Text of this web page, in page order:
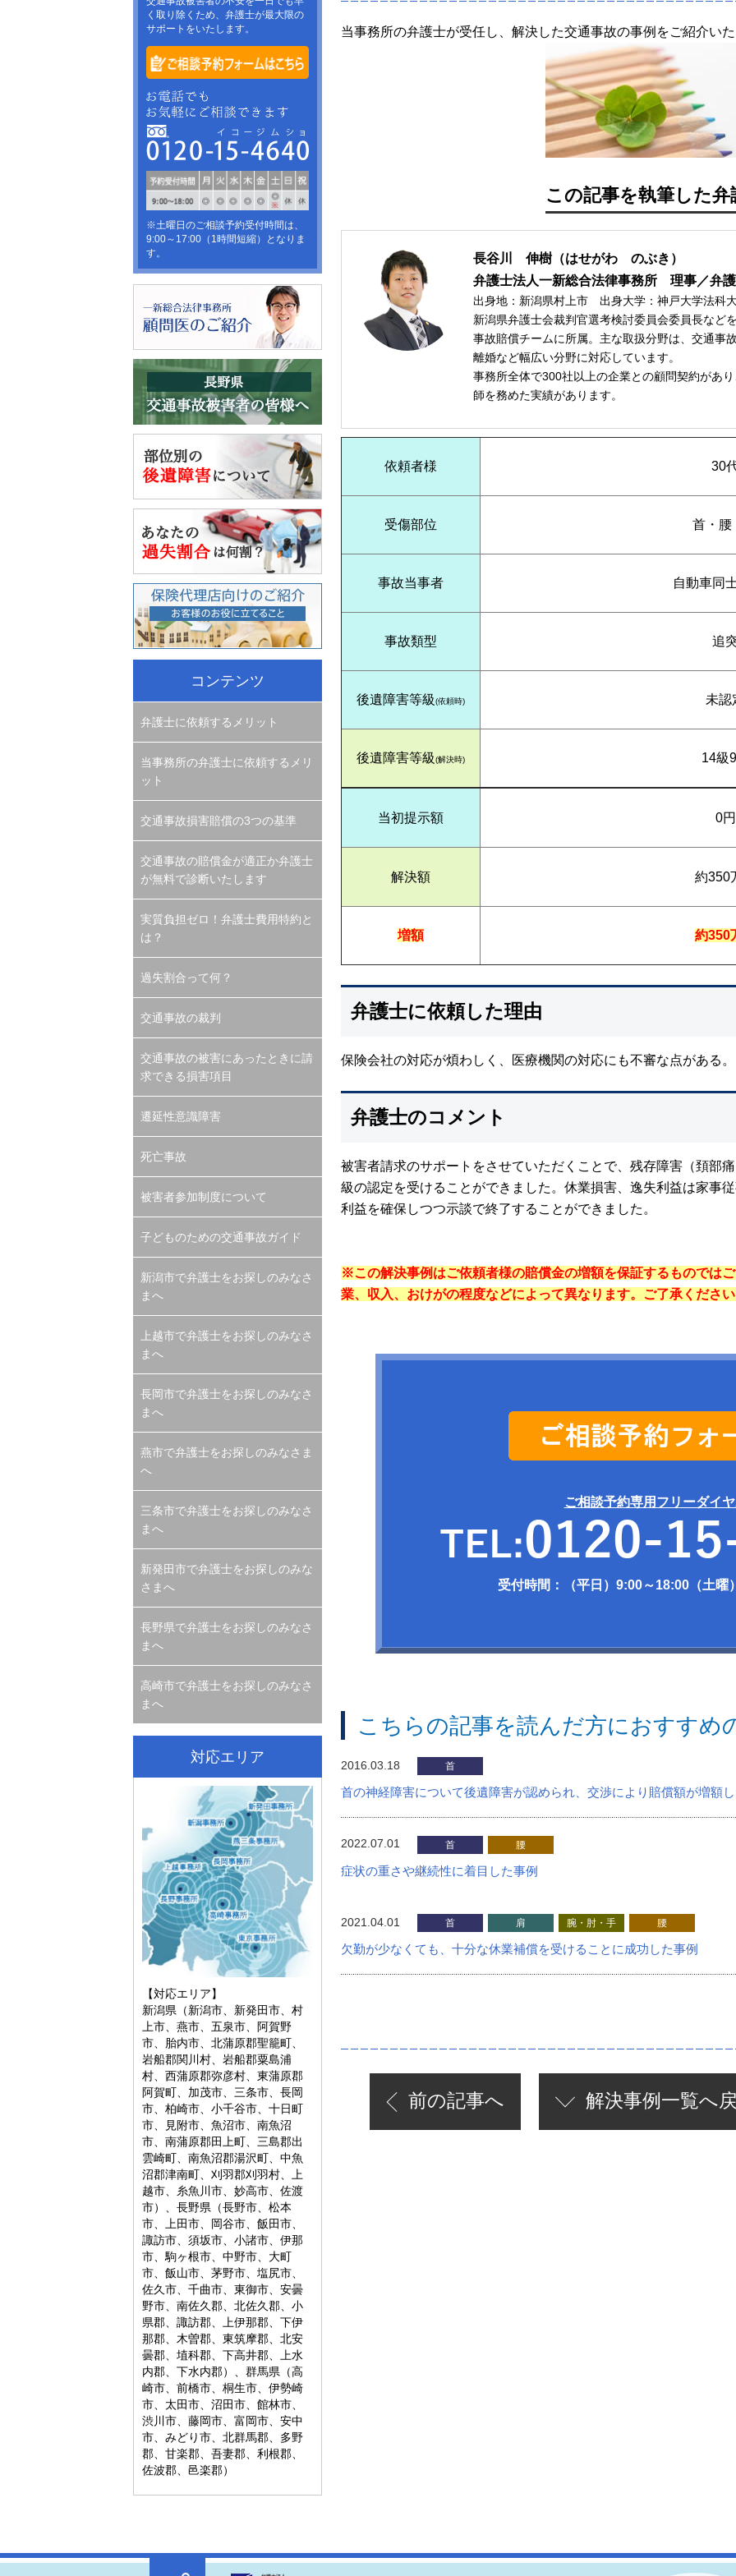
当事務所の弁護士が受任し、解決した交通事故の事例をご紹介いた
この記事を執筆した弁
長谷川 伸樹 （はせがわ のぶき）
弁護士法人一新総合法律事務所 理事／弁
出身地：新潟県村上市 出身大学：神戸大学法科
新潟県弁護士会裁判官選考検討委員会委員長などを
事故賠償チームに所属。主な取扱分野は、交通事
離婚など幅広い分野に対応しています。
事務所全体で300社以上の企業との顧問契約があ
師を務めた実績があります。
依頼者様 30
受傷部位 首・腰
事故当事者 自動車同
事故類型 追
後遺障害等級(依頼時) 未認
後遺障害等級(解決時) 14級
当初提示額 0円
解決額 約350
増額 約350
弁護士に依頼した理由
保険会社の対応が煩わしく、医療機関の対応にも不審な点がある。
弁護士のコメント
被害者請求のサポートをさせていただくことで、残存障害（頚部
級の認定を受けることができました。休業損害、逸失利益は家事
利益を確保しつつ示談で終了することができました。
※この解決事例はご依頼者様の賠償金の増額を保証するものでは
業、収入、おけがの程度などによって異なります。ご了承ください
ご相談予約専用フリーダイ
受付時間：（平日）9:00～18:00（土曜
こちらの記事を読んだ方におすすめ
2016.03.18 首
首の神経障害について後遺障害が認められ、交渉により賠償額が増額
2022.07.01 首 腰
症状の重さや継続性に着目した事例
2021.04.01 首 肩 腕・肘・手 腰
欠勤が少なくても、十分な休業補償を受けることに成功した事例
前の記事へ 解決事例 一覧へ
く取り除くため、弁護士が最大限の
サポートをいたします。
※土曜日のご相談予約受付時間は、
9:00～17:00（1時間短縮）となりま
す。
コンテンツ
弁護士に依頼するメリット
当事務所の弁護士に依頼するメリ
ット
交通事故損害賠償の3つの基準
交通事故の賠償金が適正か弁護士
が無料で診断いたします
実質負担ゼロ！弁護士費用特約と
は？
過失割合って何？
交通事故の裁判
交通事故の被害にあったときに請
求できる損害項目
遷延性意識障害
死亡事故
被害者参加制度について
子どものための交通事故ガイド
新潟市で弁護士をお探しのみなさ
まへ
上越市で弁護士をお探しのみなさ
まへ
長岡市で弁護士をお探しのみなさ
まへ
燕市で弁護士をお探しのみなさま
へ
三条市で弁護士をお探しのみなさ
まへ
新発田市で弁護士をお探しのみな
さまへ
長野県で弁護士をお探しのみなさ
まへ
高崎市で弁護士をお探しのみなさ
まへ
対応エリア
【対応エリア】
新潟県（新潟市、新発田市、村
上市、燕市、五泉市、阿賀野
市、胎内市、北蒲原郡聖籠町、
岩船郡関川村、岩船郡粟島浦
村、西蒲原郡弥彦村、東蒲原郡
阿賀町、加茂市、三条市、長岡
市、柏崎市、小千谷市、十日町
市、見附市、魚沼市、南魚沼
市、南蒲原郡田上町、三島郡出
雲崎町、南魚沼郡湯沢町、中魚
沼郡津南町、刈羽郡刈羽村、上
越市、糸魚川市、妙高市、佐渡
市）、長野県（長野市、松本
市、上田市、岡谷市、飯田市、
諏訪市、須坂市、小諸市、伊那
市、駒ヶ根市、中野市、大町
市、飯山市、茅野市、塩尻市、
佐久市、千曲市、東御市、安曇
野市、南佐久郡、北佐久郡、小
県郡、諏訪郡、上伊那郡、下伊
那郡、木曽郡、東筑摩郡、北安
曇郡、埴科郡、下高井郡、上水
内郡、下水内郡）、群馬県（高
崎市、前橋市、桐生市、伊勢崎
市、太田市、沼田市、館林市、
渋川市、藤岡市、富岡市、安中
市、みどり市、北群馬郡、多野
郡、甘楽郡、吾妻郡、利根郡、
佐波郡、邑楽郡）